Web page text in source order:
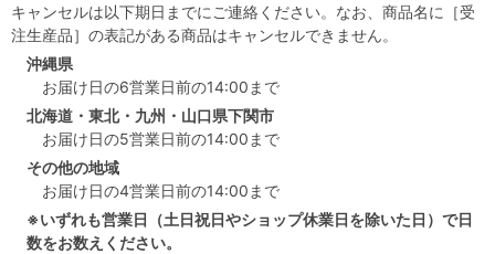
キャンセルは以下期日までにご連絡ください。なお、商品名に［受
注生産品］の表記がある商品はキャンセルできません。
沖縄県
お届け日の6営業日前の14:00まで
北海道・東北・九州・山口県下関市
お届け日の5営業日前の14:00まで
その他の地域
お届け日の4営業日前の14:00まで
※いずれも営業日（土日祝日やショップ休業日を除いた日）で日
数をお数えください。